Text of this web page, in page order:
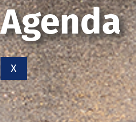
Agenda
X